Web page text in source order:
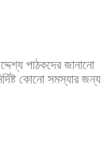
পাঠকদের জানানো
কোনো সমস্যার জন্য